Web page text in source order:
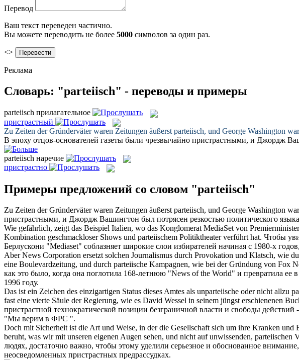
Перевод
Ваш текст переведен частично.
Вы можете переводить не более 5000 символов за один раз.
<>
Реклама
Словарь: "parteiisch" - переводы и примеры
parteiisch прилагательное
пристрастный
Zu Zeiten der Gründerväter waren Zeitungen äußerst parteiisch, und George Washington
В эпоху отцов-основателей газеты были чрезвычайно пристрастными, и Джордж
parteiisch наречие
пристрастно
Примеры предложений со словом "parteiisch"
Zu Zeiten der Gründerväter waren Zeitungen äußerstparteiisch, und George Washington
пристрастными, и Джордж Вашингтон был потрясен резкостью политического
Wie gefährlich, zeigt das Beispiel Italien, wo das Konglomerat MediaSet von
Kombination geschmackloser Shows und parteiischem Politiktheater verführt hat. Чтобы
Берлускони "Mediaset" соблазняет широкие слои избирателей начиная с 1980-х
Aber News Corporation ersetzt solchen Journalismus durch Provokation und Klatsch, wie
eine Boulevardzeitung, und durch parteiische Kampagnen, wie bei der Gründung von Fox
как это было, когда она поглотила 168-летнюю "News of the World" и превратила ее
1996 году.
Das ist ein Zeichen des einzigartigen Status dieses Amtes als unparteiische oder nicht allzu
fast eine vierte Säule der Regierung, wie es David Wessel in seinem jüngst erschienenen
пристрастной технократической позиции безграничной власти и свободы
"Мы верим в ФРС ".
Doch mit Sicherheit ist die Art und Weise, in der die Gesellschaft sich um ihre Kranken
beruht, was wir mit unseren eigenen Augen sehen, und nicht auf unwissenden, parteiischen
людях, достаточно важно, чтобы этому уделили серьезное и обоснованное
неосведомленных пристрастных предрассудках.